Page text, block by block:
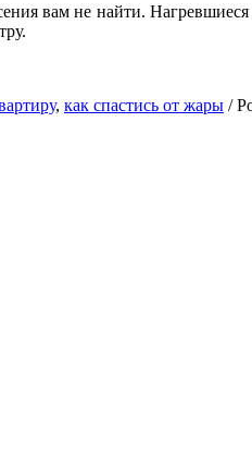
вам не найти. Нагревшиеся
, как спастись от жары /